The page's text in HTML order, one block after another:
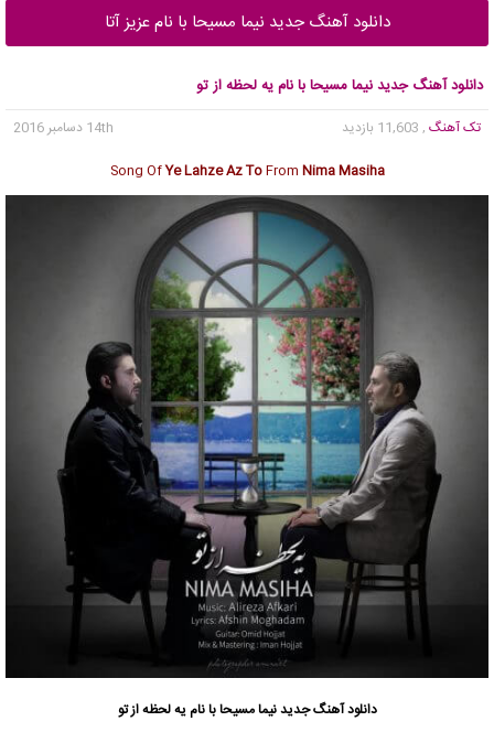
دانلود آهنگ جدید نیما مسیحا با نام عزیز آتا
دانلود آهنگ جدید نیما مسیحا با نام یه لحظه از تو
تک آهنگ , 11,603 بازدید
14th دسامبر 2016
Song OfYe Lahze Az ToFrom Nima Masiha
دانلود آهنگ جدیدنیما مسیحابا نام یه لحظه از تو